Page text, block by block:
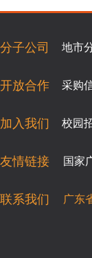
分子公司 地市
开放合作 采购
加入我们 校园
友情链接 国家
联系我们 广东